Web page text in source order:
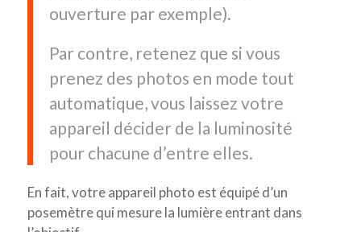
ouverture par exemple).
Par contre, retenez que si vous
prenez des photos en mode tout
automatique, vous laissez votre
appareil décider de la luminosité
pour chacune d’entre elles.
En fait, votre appareil photo est équipé d’un
posemètre qui mesure la lumière entrant dans